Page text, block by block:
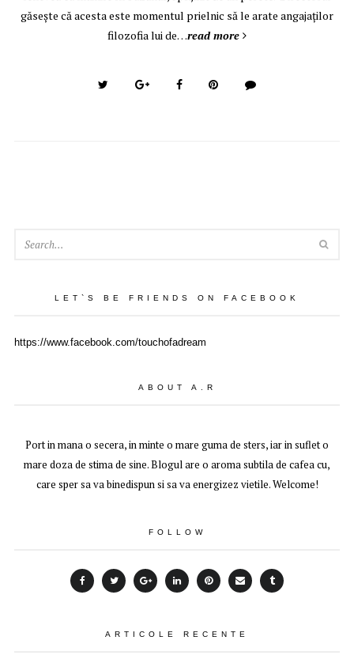
găseşte că acesta este momentul prielnic să le arate angajaţilor
filozofia lui de…read more
LET`S BE FRIENDS ON FACEBOOK
https://www.facebook.com/touchofadream
ABOUT A.R
Port in mana o secera, in minte o mare guma de sters, iar in suflet o
mare doza de stima de sine. Blogul are o aroma subtila de cafea cu,
care sper sa va binedispun si sa va energizez vietile. Welcome!
FOLLOW
ARTICOLE RECENTE